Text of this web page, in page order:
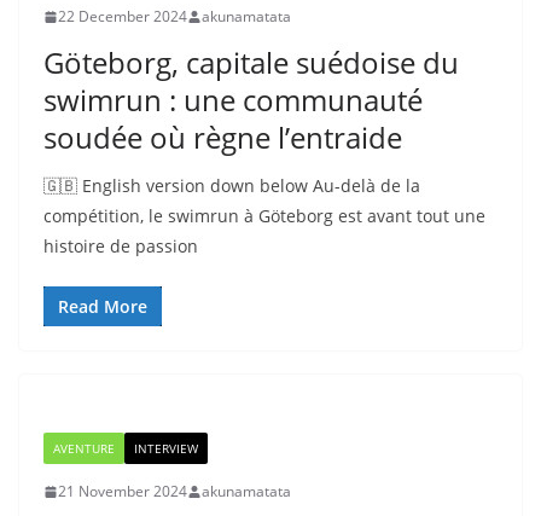
22 December 2024 akunamatata
Göteborg, capitale suédoise du
swimrun : une communauté
soudée où règne l’entraide
🇬🇧 English version down below Au-delà de la
compétition, le swimrun à Göteborg est avant tout une
histoire de passion
Read More
AVENTURE INTERVIEW
21 November 2024 akunamatata